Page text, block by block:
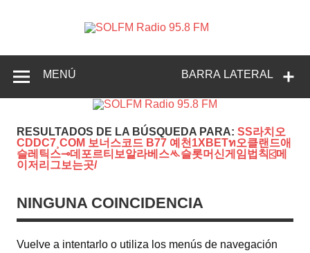
Radio
95.8 FM
Crevillente, Radio en Vega Baja y Radio en el Medio
BARRA LATERAL
MENÚ
RESULTADOS DE LA BÚSQUEDA PARA: SS라치오
CDDC7¸COM 보너스코드 B77 예천1XBETท오클랜드애
슬레틱스⊸데포르티보알라베스ᄿ슬롯머신게임법칙⍃메
이저리그보는곳/
NINGUNA COINCIDENCIA
Vuelve a intentarlo o utiliza los menús de navegación